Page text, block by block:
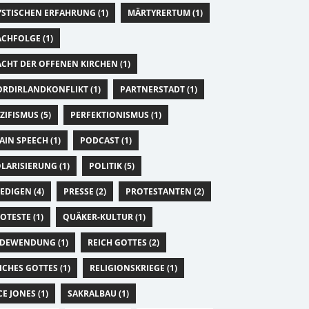
ERFAHRUNG (1) MÄRTYRERTUM (1)
(1)
DER OFFENEN KIRCHEN (1)
(1) PARTNERSTADT (1)
(5) PERFEKTIONISMUS (1)
SPEECH (1) PODCAST (1)
(1) POLITIK (5)
(4) PRESSE (2) PROTESTANTEN (2)
(1) QUÄKER-KULTUR (1)
(1) REICH GOTTES (2)
GOTTES (1) RELIGIONSKRIEGE (1)
JONES (1) SAKRALBAU (1)